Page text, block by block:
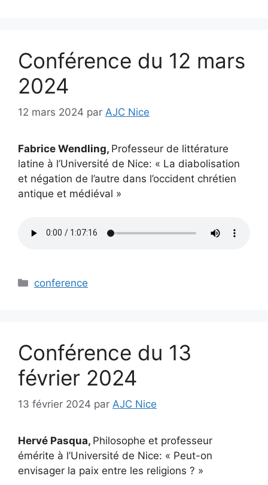
Conférence du 12 mars
2024
12 mars 2024 par AJC Nice
Fabrice Wendling, Professeur de littérature
latine à l’Université de Nice: « La diabolisation
et négation de l’autre dans l’occident chrétien
antique et médiéval »
Catégories
conference
Conférence du 13
février 2024
13 février 2024 par AJC Nice
Hervé Pasqua, Philosophe et professeur
émérite à l’Université de Nice: « Peut-on
envisager la paix entre les religions ? »